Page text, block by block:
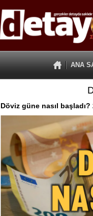
ANA
Döviz güne nasıl